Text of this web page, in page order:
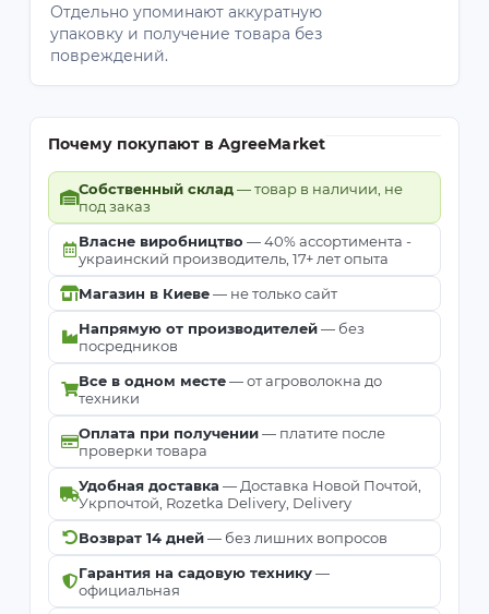
Отдельно упоминают аккуратную
упаковку и получение товара без
повреждений.
Почему покупают в AgreeMarket
Собственный склад— товар в наличии, не
под заказ
Власне виробництво — 40% ассортимента -
украинский производитель, 17+ лет опыта
Магазин в Киеве— не только сайт
Напрямую от производителей— без
посредников
Все в одном месте— от агроволокна до
техники
Оплата при получении— платите после
проверки товара
Удобная доставка — Доставка Новой Почтой,
Укрпочтой, Rozetka Delivery, Delivery
Возврат 14 дней— без лишних вопросов
Гарантия на садовую технику—
официальная